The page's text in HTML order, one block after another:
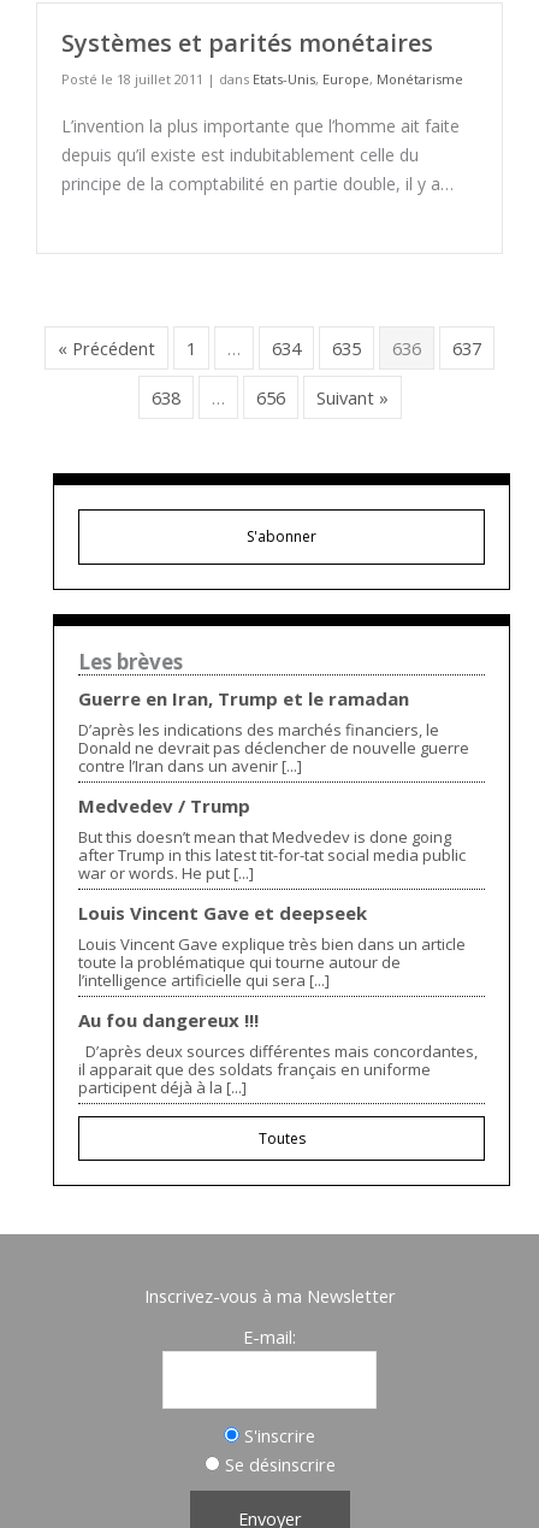
Systèmes et parités monétaires
Posté le 18 juillet 2011 | dans Etats-Unis, Europe, Monétarisme
L’invention la plus importante que l’homme ait faite
depuis qu’il existe est indubitablement celle du
principe de la comptabilité en partie double, il y a…
« Précédent 1 … 634 635 636 637
638 … 656 Suivant »
S'abonner
Les brèves
Guerre en Iran, Trump et le ramadan
D’après les indications des marchés financiers, le
Donald ne devrait pas déclencher de nouvelle guerre
contre l’Iran dans un avenir [...]
Medvedev / Trump
But this doesn’t mean that Medvedev is done going
after Trump in this latest tit-for-tat social media public
war or words. He put [...]
Louis Vincent Gave et deepseek
Louis Vincent Gave explique très bien dans un article
toute la problématique qui tourne autour de
l’intelligence artificielle qui sera [...]
Au fou dangereux !!!
D’après deux sources différentes mais concordantes,
il apparait que des soldats français en uniforme
participent déjà à la [...]
Toutes
Inscrivez-vous à ma Newsletter
E-mail:
S'inscrire
Se désinscrire